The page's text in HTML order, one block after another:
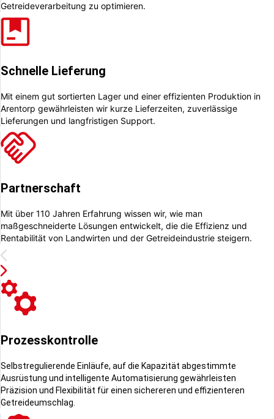
Getreideverarbeitung zu optimieren.
Schnelle Lieferung
Mit einem gut sortierten Lager und einer effizienten Produktion in
Arentorp gewährleisten wir kurze Lieferzeiten, zuverlässige
Lieferungen und langfristigen Support.
Partnerschaft
Mit über 110 Jahren Erfahrung wissen wir, wie man
maßgeschneiderte Lösungen entwickelt, die die Effizienz und
Rentabilität von Landwirten und der Getreideindustrie steigern.
Prozesskontrolle
Selbstregulierende Einläufe, auf die Kapazität abgestimmte
Ausrüstung und intelligente Automatisierung gewährleisten
Präzision und Flexibilität für einen sichereren und effizienteren
Getreideumschlag.